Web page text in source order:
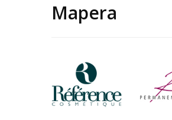
Mapera